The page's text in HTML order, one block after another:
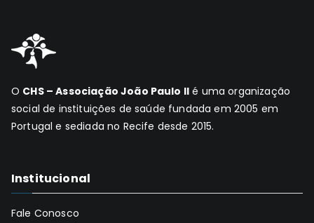
O CHS – Associação João Paulo II é uma organização
social de instituições de saúde fundada em 2005 em
Portugal e sediada no Recife desde 2015.
Institucional
Fale Conosco